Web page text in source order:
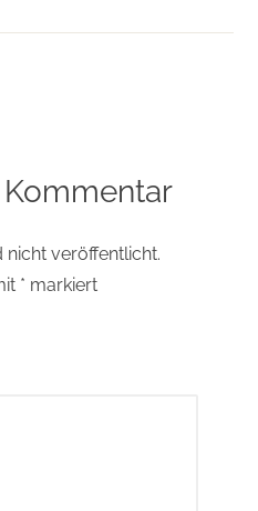
nicht veröffentlicht.
* markiert